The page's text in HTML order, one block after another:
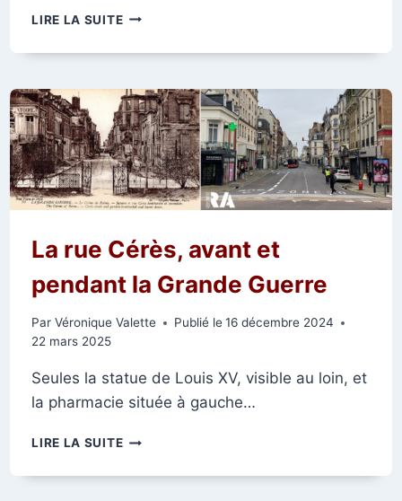
LIRE LA SUITED’UNE
À
AUTRE
La rue Cérès, avant et
pendant la Grande Guerre
Par Véronique Valette Publié le 16 décembre 2024
22 mars 2025
Seules la statue de Louis XV, visible au loin, et
la pharmacie située à gauche…
LIRE LA SUITELA
CÉRÈS,